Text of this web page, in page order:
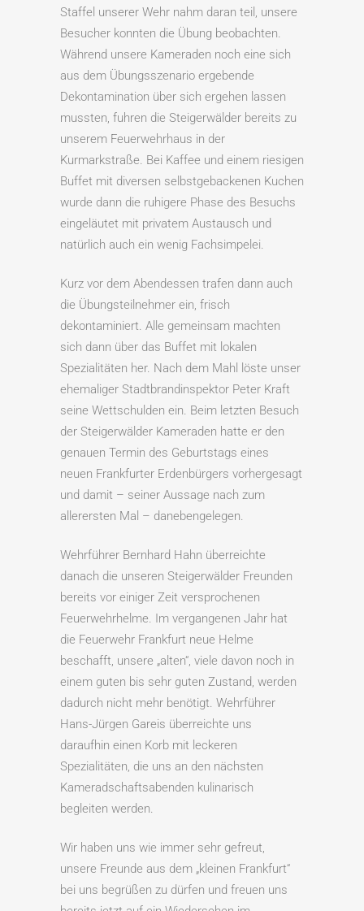
Staffel unserer Wehr nahm daran teil, unsere
Besucher konnten die Übung beobachten.
Während unsere Kameraden noch eine sich
aus dem Übungsszenario ergebende
Dekontamination über sich ergehen lassen
mussten, fuhren die Steigerwälder bereits zu
unserem Feuerwehrhaus in der
Kurmarkstraße. Bei Kaffee und einem riesigen
Buffet mit diversen selbstgebackenen Kuchen
wurde dann die ruhigere Phase des Besuchs
eingeläutet mit privatem Austausch und
natürlich auch ein wenig Fachsimpelei.
Kurz vor dem Abendessen trafen dann auch
die Übungsteilnehmer ein, frisch
dekontaminiert. Alle gemeinsam machten
sich dann über das Buffet mit lokalen
Spezialitäten her. Nach dem Mahl löste unser
ehemaliger Stadtbrandinspektor Peter Kraft
seine Wettschulden ein. Beim letzten Besuch
der Steigerwälder Kameraden hatte er den
genauen Termin des Geburtstags eines
neuen Frankfurter Erdenbürgers vorhergesagt
und damit – seiner Aussage nach zum
allerersten Mal – danebengelegen.
Wehrführer Bernhard Hahn überreichte
danach die unseren Steigerwälder Freunden
bereits vor einiger Zeit versprochenen
Feuerwehrhelme. Im vergangenen Jahr hat
die Feuerwehr Frankfurt neue Helme
beschafft, unsere „alten“, viele davon noch in
einem guten bis sehr guten Zustand, werden
dadurch nicht mehr benötigt. Wehrführer
Hans-Jürgen Gareis überreichte uns
daraufhin einen Korb mit leckeren
Spezialitäten, die uns an den nächsten
Kameradschaftsabenden kulinarisch
begleiten werden.
Wir haben uns wie immer sehr gefreut,
unsere Freunde aus dem „kleinen Frankfurt“
bei uns begrüßen zu dürfen und freuen uns